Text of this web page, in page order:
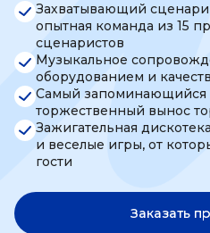
Захватывающий
опытная команда из 15
сценаристов
Музыкальное
оборудованием и
Самый запоминающийся
торжественный вынос
Зажигательная
и веселые игры, от
гости
Заказать